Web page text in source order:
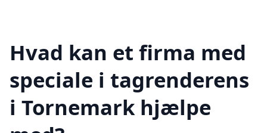
Hvad kan et firma med
speciale i tagrenderens
i Tornemark hjælpe